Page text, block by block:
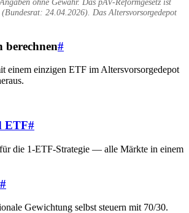
24.04.2026). Das Altersvorsorgedepot
berechnen#
einem einzigen ETF im Altersvorsorgedepot
ETF#
die 1-ETF-Strategie — alle Märkte in einem
#
Gewichtung selbst steuern mit 70/30.